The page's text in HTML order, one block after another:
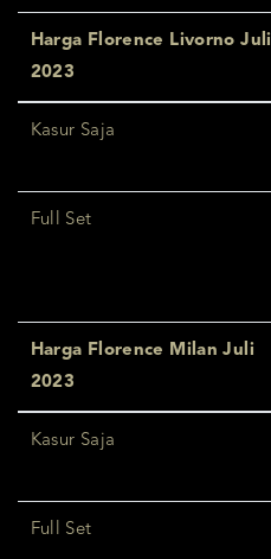
Harga Florence Livorno Juli
2023
Kasur Saja
Full Set
Harga Florence Milan Juli
2023
Kasur Saja
Full Set